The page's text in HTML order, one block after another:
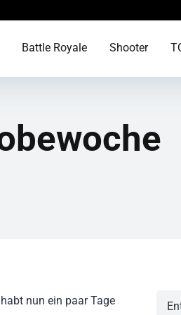
Battle Royale Shooter
nun ein paar Tage